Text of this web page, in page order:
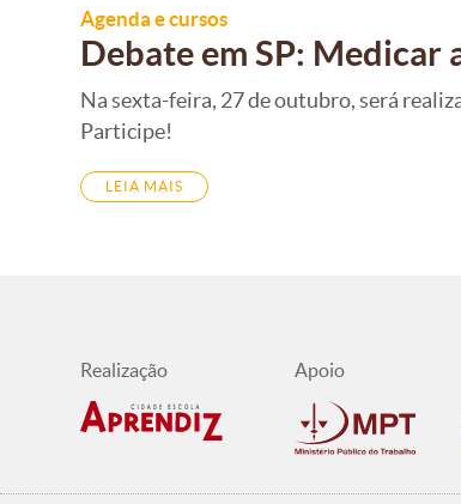
Agenda e cursos
Debate em SP: Medicar
Na sexta-feira, 27 de outubro, será
Participe!
LEIA MAIS